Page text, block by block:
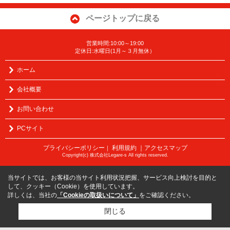
ページトップに戻る
営業時間:10:00～19:00
定休日:水曜日(1月～３月無休）
ホーム
会社概要
お問い合わせ
PCサイト
プライバシーポリシー 利用規約 ｜アクセスマップ
Copyright(c) 株式会社Legare-s All rights reserved.
当サイトでは、お客様の当サイト利用状況把握、サービス向上検討を目的と
して、クッキー（Cookie）を使用しています。
詳しくは、当社の 「Cookieの取扱いについて」 をご確認ください。
閉じる